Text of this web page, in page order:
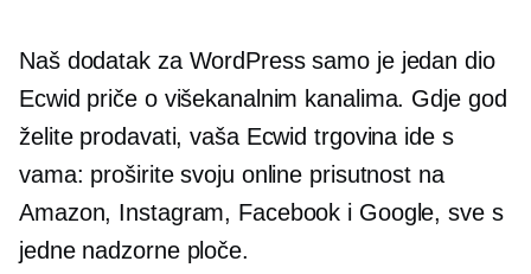
Naš dodatak za WordPress samo je jedan dio
Ecwid priče o višekanalnim kanalima. Gdje god
želite prodavati, vaša Ecwid trgovina ide s
vama: proširite svoju online prisutnost na
Amazon, Instagram, Facebook i Google, sve s
jedne nadzorne ploče.